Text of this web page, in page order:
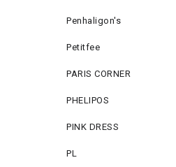
Penhaligon's
Petitfee
PARIS CORNER
PHELIPOS
PINK DRESS
PL